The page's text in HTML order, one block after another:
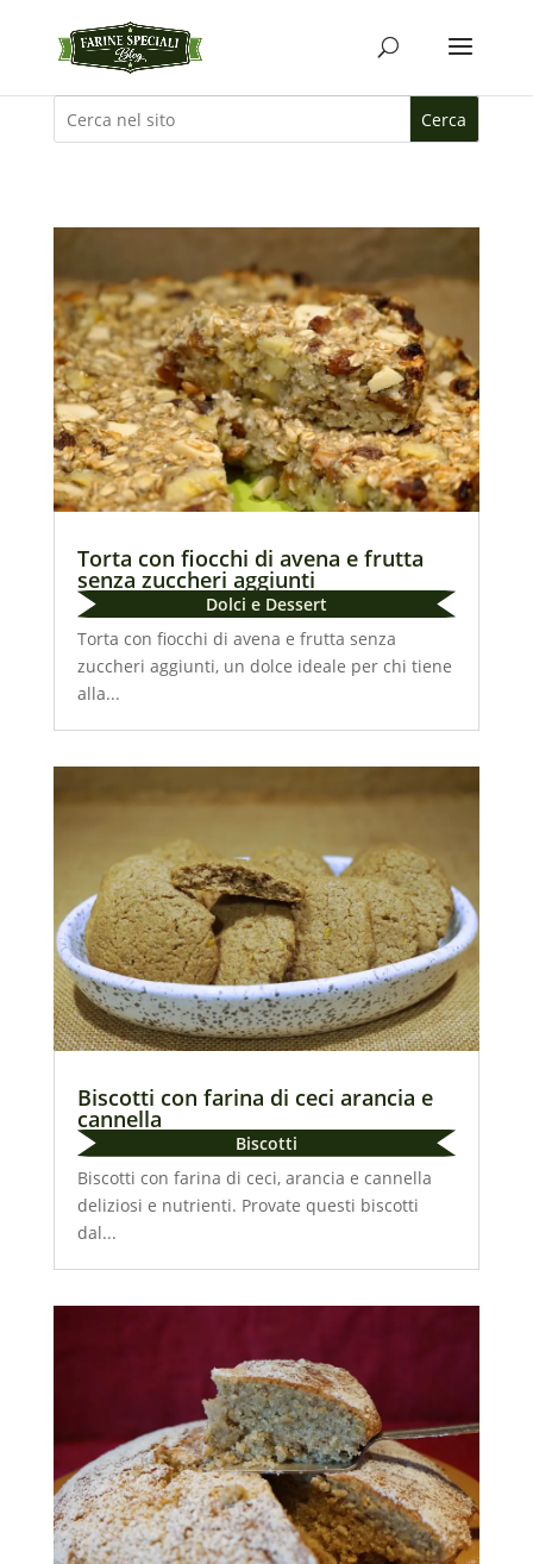
Cerca
Torta con fiocchi di avena e frutta
senza zuccheri aggiunti
Dolci e Dessert
Torta con fiocchi di avena e frutta senza
zuccheri aggiunti, un dolce ideale per chi tiene
alla...
Biscotti con farina di ceci arancia e
cannella
Biscotti
Biscotti con farina di ceci, arancia e cannella
deliziosi e nutrienti. Provate questi biscotti
dal...